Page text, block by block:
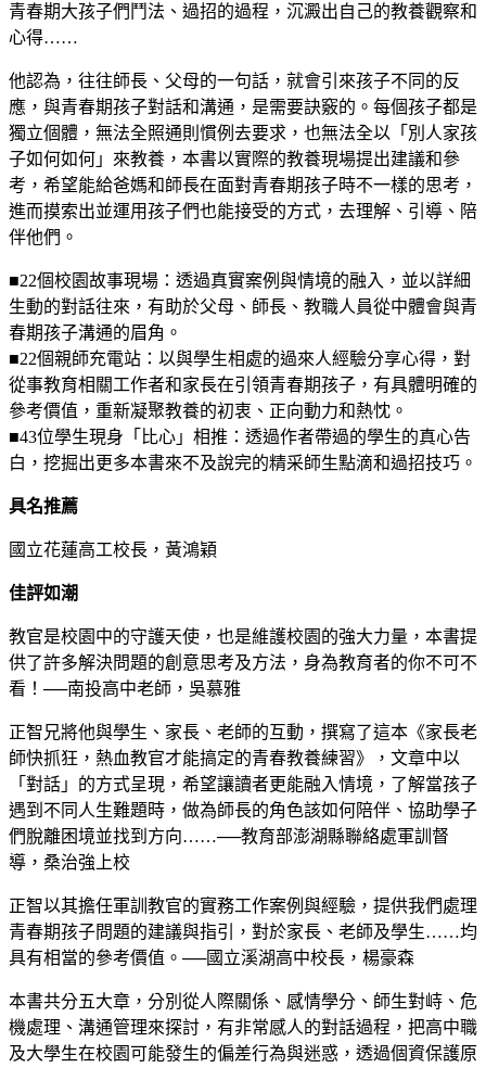
青春期大孩子們鬥法、過招的過程，沉澱出自己的教養觀察和
心得……
他認為，往往師長、父母的一句話，就會引來孩子不同的反
應，與青春期孩子對話和溝通，是需要訣竅的。每個孩子都是
獨立個體，無法全照通則慣例去要求，也無法全以「別人家孩
子如何如何」來教養，本書以實際的教養現場提出建議和參
考，希望能給爸媽和師長在面對青春期孩子時不一樣的思考，
進而摸索出並運用孩子們也能接受的方式，去理解、引導、陪
伴他們。
■22個校園故事現場：透過真實案例與情境的融入，並以詳細
生動的對話往來，有助於父母、師長、教職人員從中體會與青
春期孩子溝通的眉角。
■22個親師充電站：以與學生相處的過來人經驗分享心得，對
從事教育相關工作者和家長在引領青春期孩子，有具體明確的
參考價值，重新凝聚教養的初衷、正向動力和熱忱。
■43位學生現身「比心」相推：透過作者帶過的學生的真心告
白，挖掘出更多本書來不及說完的精采師生點滴和過招技巧。
具名推薦
國立花蓮高工校長，黃鴻穎
佳評如潮
教官是校園中的守護天使，也是維護校園的強大力量，本書提
供了許多解決問題的創意思考及方法，身為教育者的你不可不
看！──南投高中老師，吳慕雅
正智兄將他與學生、家長、老師的互動，撰寫了這本《家長老
師快抓狂，熱血教官才能搞定的青春教養練習》，文章中以
「對話」的方式呈現，希望讓讀者更能融入情境，了解當孩子
遇到不同人生難題時，做為師長的角色該如何陪伴、協助學子
們脫離困境並找到方向……──教育部澎湖縣聯絡處軍訓督
導，桑治強上校
正智以其擔任軍訓教官的實務工作案例與經驗，提供我們處理
青春期孩子問題的建議與指引，對於家長、老師及學生……均
具有相當的參考價值。──國立溪湖高中校長，楊豪森
本書共分五大章，分別從人際關係、感情學分、師生對峙、危
機處理、溝通管理來探討，有非常感人的對話過程，把高中職
及大學生在校園可能發生的偏差行為與迷惑，透過個資保護原